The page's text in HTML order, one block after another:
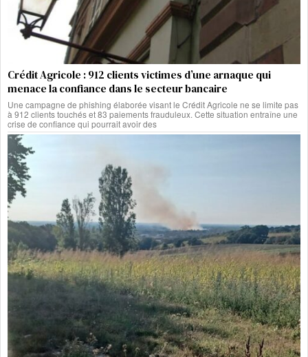
Crédit Agricole : 912 clients victimes d’une arnaque qui
menace la confiance dans le secteur bancaire
Une campagne de phishing élaborée visant le Crédit Agricole ne se limite pas
à 912 clients touchés et 83 paiements frauduleux. Cette situation entraîne une
crise de confiance qui pourrait avoir des